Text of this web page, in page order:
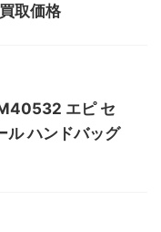
取価格
エピ セ
ル ハンドバッグ